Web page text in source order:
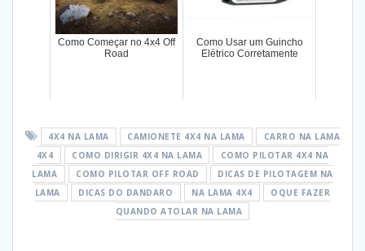
Como Começar no 4x4 Off
Road
Como Usar um Guincho
Elétrico Corretamente
4X4 NA LAMA CAMIONETE 4X4 NA LAMA
CARRO NA LAMA
4X4
COMO DIRIGIR 4X4 NA LAMA
COMO PILOTAR 4X4 NA
LAMA
COMO PILOTAR OFF ROAD
DICAS DE PILOTAGEM NA
LAMA
DICAS DO DANDARO NA LAMA 4X4
OQUE FAZER
QUANDO ATOLAR NA LAMA